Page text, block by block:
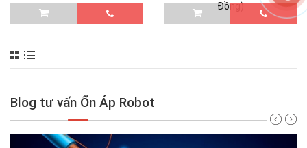
Đồng)
Blog tư vấn Ổn Áp Robot